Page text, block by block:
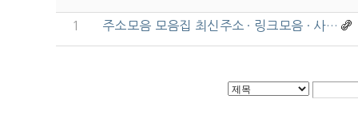
1 주소모음 모음집 최신주소 · 링크모음 · 사…